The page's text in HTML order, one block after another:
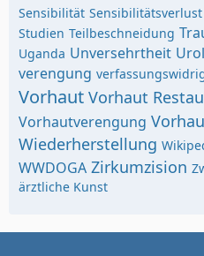
Sensibilität Sensibilitätsverlust
Studien Teilbeschneidung
Uganda Unversehrtheit
verengung
Vorhaut Vorhaut
Vorhautverengung
Wiederherstellung
WWDOGA Zirkumzision
ärztliche Kunst